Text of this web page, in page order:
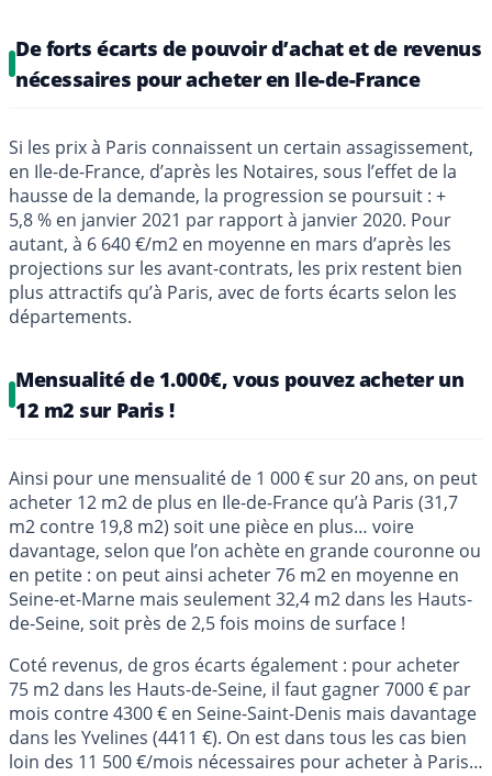
De forts écarts de pouvoir d’achat et de revenus
nécessaires pour acheter en Ile-de-France
Si les prix à Paris connaissent un certain assagissement,
en Ile-de-France, d’après les Notaires, sous l’effet de la
hausse de la demande, la progression se poursuit : +
5,8 % en janvier 2021 par rapport à janvier 2020. Pour
autant, à 6 640 €/m2 en moyenne en mars d’après les
projections sur les avant-contrats, les prix restent bien
plus attractifs qu’à Paris, avec de forts écarts selon les
départements.
Mensualité de 1.000€, vous pouvez acheter un
12 m2 sur Paris !
Ainsi pour une mensualité de 1 000 € sur 20 ans, on peut
acheter 12 m2 de plus en Ile-de-France qu’à Paris (31,7
m2 contre 19,8 m2) soit une pièce en plus… voire
davantage, selon que l’on achète en grande couronne ou
en petite : on peut ainsi acheter 76 m2 en moyenne en
Seine-et-Marne mais seulement 32,4 m2 dans les Hauts-
de-Seine, soit près de 2,5 fois moins de surface !
Coté revenus, de gros écarts également : pour acheter
75 m2 dans les Hauts-de-Seine, il faut gagner 7000 € par
mois contre 4300 € en Seine-Saint-Denis mais davantage
dans les Yvelines (4411 €). On est dans tous les cas bien
loin des 11 500 €/mois nécessaires pour acheter à Paris…